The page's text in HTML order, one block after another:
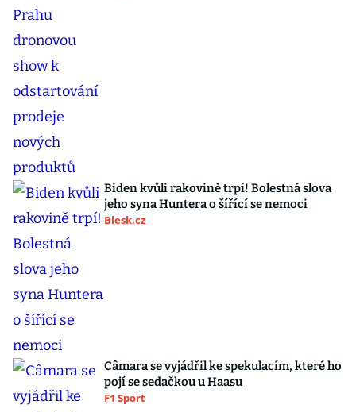
Biden kvůli rakovině trpí! Bolestná slova
jeho syna Huntera o šířící se nemoci
Blesk.cz
Câmara se vyjádřil ke spekulacím, které ho
pojí se sedačkou u Haasu
F1 Sport